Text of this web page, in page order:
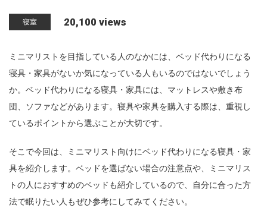
寝室 20,100 views
ミニマリストを目指している人のなかには、ベッド代わりになる
寝具・家具がないか気になっている人もいるのではないでしょう
か。ベッド代わりになる寝具・家具には、マットレスや敷き布
団、ソファなどがあります。寝具や家具を購入する際は、重視し
ているポイントから選ぶことが大切です。
そこで今回は、ミニマリスト向けにベッド代わりになる寝具・家
具を紹介します。ベッドを選ばない場合の注意点や、ミニマリス
トの人におすすめのベッドも紹介しているので、自分に合った方
法で眠りたい人もぜひ参考にしてみてください。